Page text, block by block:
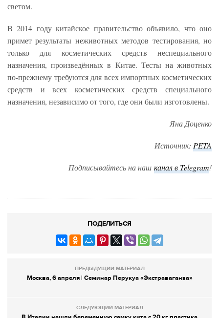
светом.
В 2014 году китайское правительство объявило, что оно
примет результаты неживотных методов тестирования, но
только для косметических средств неспециального
назначения, произведённых в Китае. Тесты на животных
по-прежнему требуются для всех импортных косметических
средств и всех косметических средств специального
назначения, независимо от того, где они были изготовлены.
Яна Доценко
Источник: PETA
Подписывайтесь на наш канал в Telegram!
ПОДЕЛИТЬСЯ
ПРЕДЫДУЩИЙ МАТЕРИАЛ
Москва, 6 апреля | Семинар Перукуа «Экстраваганза»
СЛЕДУЮЩИЙ МАТЕРИАЛ